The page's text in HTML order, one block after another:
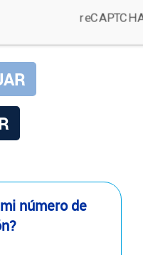
número de